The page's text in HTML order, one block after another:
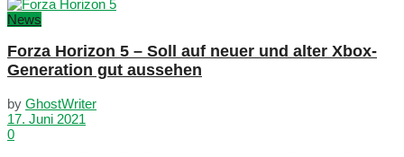
News
Forza Horizon 5 – Soll auf neuer und alter Xbox-
Generation gut aussehen
by GhostWriter
17. Juni 2021
0